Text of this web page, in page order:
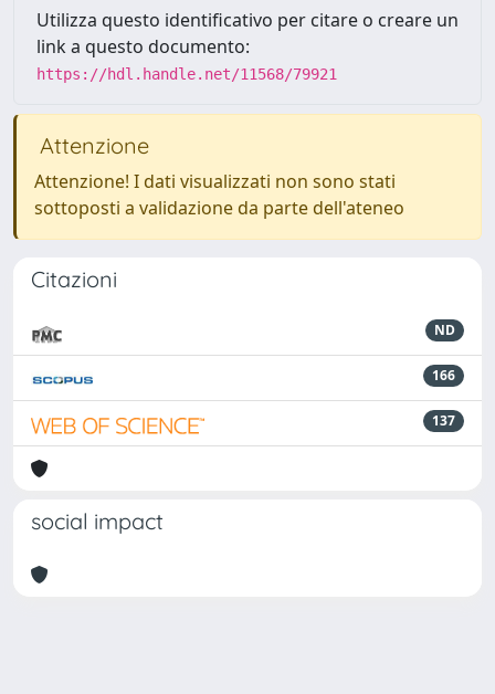
Utilizza questo identificativo per citare o creare un
link a questo documento:
https://hdl.handle.net/11568/79921
Attenzione
Attenzione! I dati visualizzati non sono stati
sottoposti a validazione da parte dell'ateneo
Citazioni
ND
166
137
social impact